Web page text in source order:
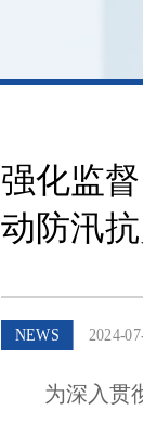
强化监
动防汛
NEWS 2024-
为深入贯